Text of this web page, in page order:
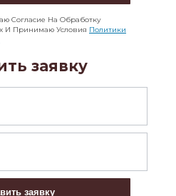
Согласие На Обработку
И Принимаю Условия Политики
заявку
заявку